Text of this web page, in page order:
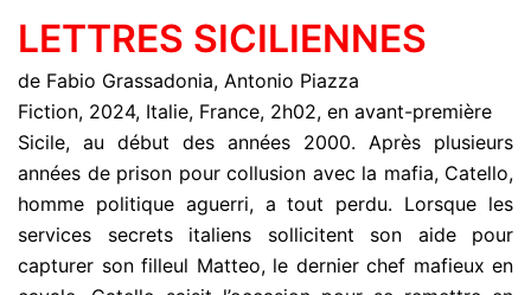
LETTRES SICILIENNES
de Fabio Grassadonia, Antonio Piazza
Fiction, 2024, Italie, France, 2h02, en avant-première
Sicile, au début des années 2000. Après plusieurs
années de prison pour collusion avec la mafia, Catello,
homme politique aguerri, a tout perdu. Lorsque les
services secrets italiens sollicitent son aide pour
capturer son filleul Matteo, le dernier chef mafieux en